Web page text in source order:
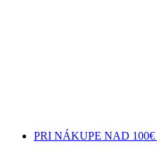
PRI NÁKUPE NAD